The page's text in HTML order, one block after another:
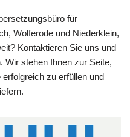
für
Wolferode und Niederklein,
Kontaktieren Sie uns und
Wir stehen Ihnen zur Seite,
zu erfüllen und